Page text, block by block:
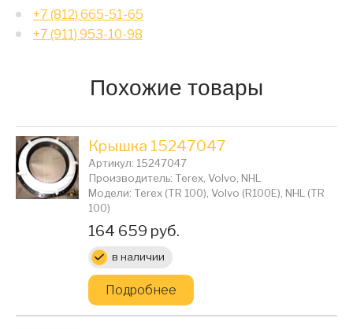
+7 (812) 665-51-65
+7 (911) 953-10-98
Похожие товары
Крышка 15247047
Артикул: 15247047
Производитель: Terex, Volvo, NHL
Модели: Terex (TR 100), Volvo (R100E), NHL (TR
100)
Цена:
164 659 руб.
в наличии
Подробнее